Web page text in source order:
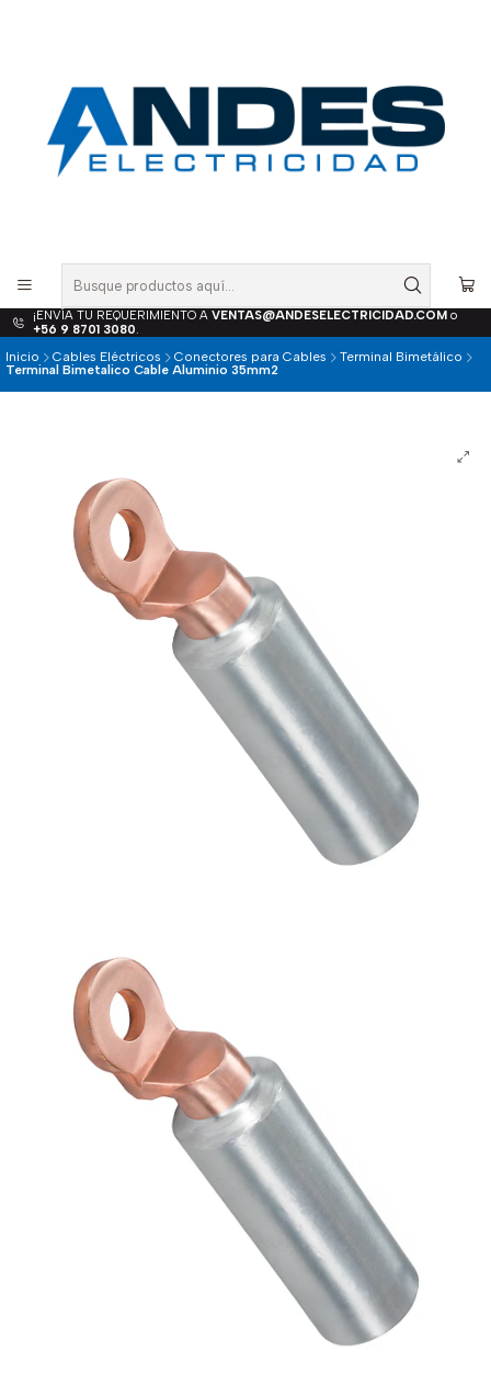
¡ENVÍA TU REQUERIMIENTO A VENTAS@ANDESELECTRICIDAD.COMo
+56 9 8701 3080.
Inicio
Cables Eléctricos Conectores para Cables
Terminal Bimetálico
Terminal Bimetalico Cable Aluminio 35mm2